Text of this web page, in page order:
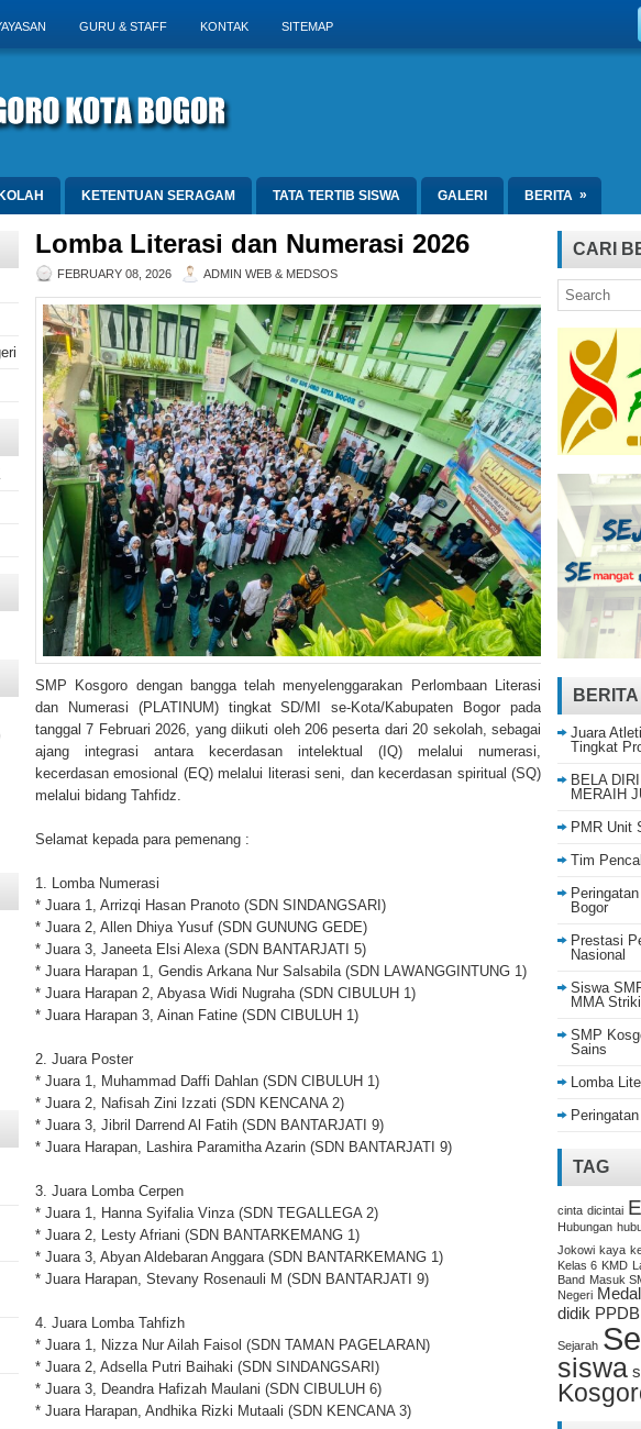
GURU & STAFF KONTAK SITEMAP
KETENTUAN SERAGAM TATA TERTIB SISWA GALERI BERITA »
Lomba Literasi dan Numerasi 2026
FEBRUARY 08, 2026 ADMIN WEB & MEDSOS
SMP Kosgoro dengan bangga telah menyelenggarakan Perlombaan Literasi
dan Numerasi (PLATINUM) tingkat SD/MI se-Kota/Kabupaten Bogor pada
tanggal 7 Februari 2026, yang diikuti oleh 206 peserta dari 20 sekolah, sebagai
ajang integrasi antara kecerdasan intelektual (IQ) melalui numerasi,
kecerdasan emosional (EQ) melalui literasi seni, dan kecerdasan spiritual (SQ)
melalui bidang Tahfidz.
Selamat kepada para pemenang :
1. Lomba Numerasi
* Juara 1, Arrizqi Hasan Pranoto (SDN SINDANGSARI)
* ⁠Juara 2, Allen Dhiya Yusuf (SDN GUNUNG GEDE)
* ⁠Juara 3, Janeeta Elsi Alexa (SDN BANTARJATI 5)
* ⁠Juara Harapan 1, Gendis Arkana Nur Salsabila (SDN LAWANGGINTUNG 1)
* ⁠Juara Harapan 2, Abyasa Widi Nugraha (SDN CIBULUH 1)
* ⁠Juara Harapan 3, Ainan Fatine (SDN CIBULUH 1)
2. Juara Poster
* Juara 1, Muhammad Daffi Dahlan (SDN CIBULUH 1)
* ⁠Juara 2, Nafisah Zini Izzati (SDN KENCANA 2)
* ⁠Juara 3, Jibril Darrend Al Fatih (SDN BANTARJATI 9)
* ⁠Juara Harapan, Lashira Paramitha Azarin (SDN BANTARJATI 9)
3. Juara Lomba Cerpen
* Juara 1, Hanna Syifalia Vinza (SDN TEGALLEGA 2)
* ⁠Juara 2, Lesty Afriani (SDN BANTARKEMANG 1)
* ⁠Juara 3, Abyan Aldebaran Anggara (SDN BANTARKEMANG 1)
* ⁠Juara Harapan, Stevany Rosenauli M (SDN BANTARJATI 9)
4. Juara Lomba Tahfizh
* Juara 1, Nizza Nur Ailah Faisol (SDN TAMAN PAGELARAN)
* ⁠Juara 2, Adsella Putri Baihaki (SDN SINDANGSARI)
* ⁠Juara 3, Deandra Hafizah Maulani (SDN CIBULUH 6)
* ⁠Juara Harapan, Andhika Rizki Mutaali (SDN KENCANA 3)
CARI
Juara
Tingkat
BELA
MERAIH
PMR Unit
Tim
Bogor
Prestasi
Nasional
Siswa
MMA
SMP
Sains
Lomba
TAG
cinta dicintai
Hubungan
Jokowi kaya
Kelas 6 KMD
Band Masuk
Negeri
didik PPDB
Sejarah
siswa